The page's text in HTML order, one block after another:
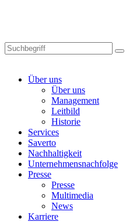
content
Über uns
Über uns
Management
Leitbild
Historie
Services
Saverto
Nachhaltigkeit
Unternehmensnachfolge
Presse
Presse
Multimedia
News
Karriere